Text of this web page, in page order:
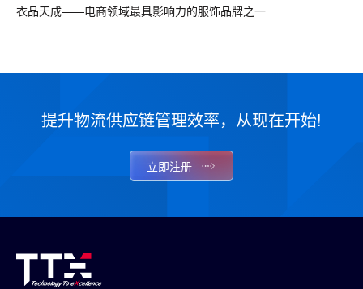
衣品天成——电商领域最具影响力的服饰品牌之一
提升物流供应链管理效率，从现在开始!
立即注册